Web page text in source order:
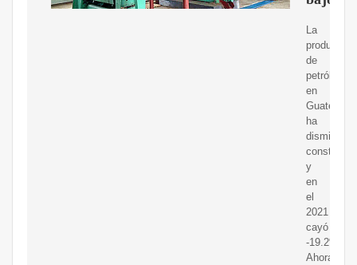
La
producción
de
petróleo
en
Guatemala
ha
disminuido
y
en
el
2021
cayó
-19.2%.
Ahora